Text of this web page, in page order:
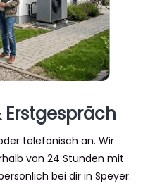
telefonisch an. Wir
von 24 Stunden mit
bei dir in Speyer.